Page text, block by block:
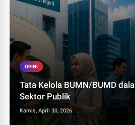
OPINI
Tata Kelola BUMN/BUMD
Sektor Publik
Kamis, April 30, 2026